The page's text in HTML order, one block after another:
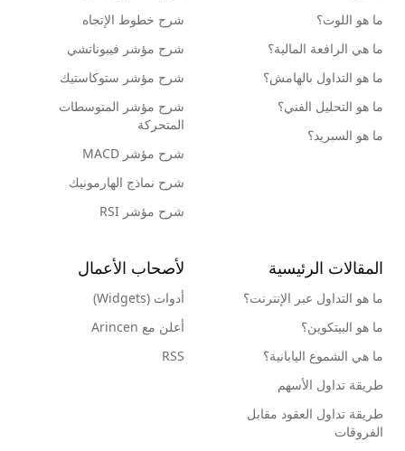
ما هو اللوت؟
ما هي الرافعة المالية؟
ما هو التداول بالهامش؟
ما هو التحليل الفني؟
ما هو السبريد؟
شرح خطوط الإتجاه
شرح مؤشر فيبوناتشي
شرح مؤشر ستوكاستيك
شرح مؤشر المتوسطات
المتحركة
شرح مؤشر MACD
شرح نماذج الهارمونيك
شرح مؤشر RSI
المقالات الرئيسية
ما هو التداول عبر الإنترنت؟
ما هو البيتكوين؟
ما هي الشموع اليابانية؟
طريقة تداول الأسهم
طريقة تداول العقود مقابل
الفروقات
لأصحاب الأعمال
أدوات (Widgets)
أعلن مع Arincen
RSS